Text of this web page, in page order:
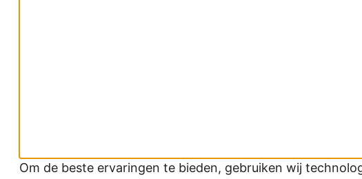
Om de beste ervaringen te bieden, gebruiken wij